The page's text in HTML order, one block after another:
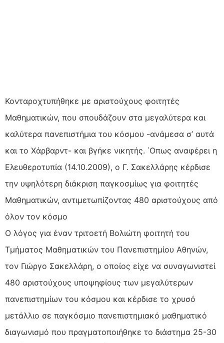
Κονταροχτυπήθηκε με αριστούχους φοιτητές
Μαθηματικών, που σπουδάζουν στα μεγαλύτερα και
καλύτερα πανεπιστήμια του κόσμου -ανάμεσα σ’ αυτά
και το Χάρβαρντ- και βγήκε νικητής. ΄Οπως αναφέρει η
Ελευθεροτυπία (14.10.2009), ο Γ. Σακελλάρης κέρδισε
την υψηλότερη διάκριση παγκοσμίως για φοιτητές
Μαθηματικών, αντιμετωπίζοντας 480 αριστούχους από
όλον τον κόσμο
Ο λόγος για έναν τριτοετή Βολιώτη φοιτητή του
Τμήματος Μαθηματικών του Πανεπιστημίου Αθηνών,
τον Γιώργο Σακελλάρη, ο οποίος είχε να συναγωνιστεί
480 αριστούχους υποψηφίους των μεγαλύτερων
πανεπιστημίων του κόσμου και κέρδισε το χρυσό
μετάλλιο σε παγκόσμιο πανεπιστημιακό μαθηματικό
διαγωνισμό που πραγματοποιήθηκε το διάστημα 25-30